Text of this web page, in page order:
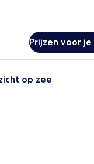
Prijzen voor
Executive
op zee